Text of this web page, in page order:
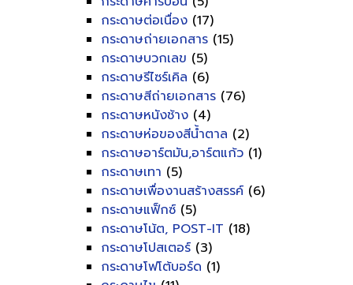
กระดาษต่อเนื่อง (17)
กระดาษถ่ายเอกสาร (15)
กระดาษบวกเลข (5)
กระดาษรีไซร์เคิล (6)
กระดาษสีถ่ายเอกสาร (76)
กระดาษหนังช้าง (4)
กระดาษห่อของสีน้ำตาล (2)
กระดาษอาร์ตมัน,อาร์ตแก้ว (1)
กระดาษเทา (5)
กระดาษเพื่องานสร้างสรรค์ (6)
กระดาษแฟ็กซ์ (5)
กระดาษโน้ต, POST-IT (18)
กระดาษโปสเตอร์ (3)
กระดาษโฟโต้บอร์ด (1)